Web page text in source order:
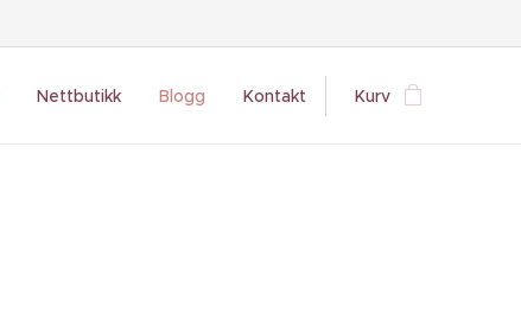
Nettbutikk Blogg Kontakt Kurv